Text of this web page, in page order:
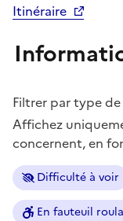
Itinéraire
Filtrer par type
Affichez
concernent, en
Difficulté à voir
En fauteuil